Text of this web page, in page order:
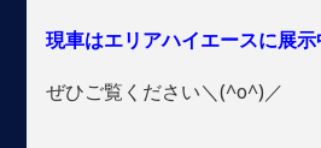
現車はエリアハイエースに展示
ぜひご覧ください＼(^o^)／